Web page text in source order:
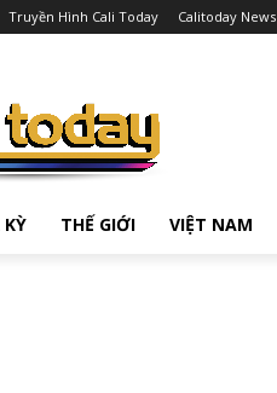
Truyền Hình Cali Today Calitoday News
KỲ THẾ GIỚI VIỆT NAM